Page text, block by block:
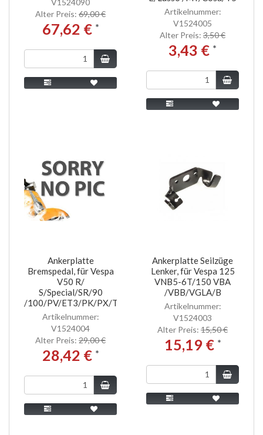
Alter Preis: 69,00 €
67,62 € *
Artikelnummer:
V1524005
Alter Preis: 3,50 €
3,43 € *
Ankerplatte
Bremspedal, für Vespa
V50 R/
S/Special/SR/90
/100/PV/ET3/PK/PX/T5
Artikelnummer:
V1524004
Alter Preis: 29,00 €
28,42 € *
Ankerplatte Seilzüge
Lenker, für Vespa 125
VNB5-6T/150 VBA
/VBB/VGLA/B
Artikelnummer:
V1524003
Alter Preis: 15,50 €
15,19 € *